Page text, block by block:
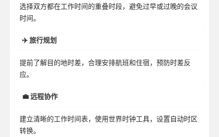
选择双方都在工作时间的重叠时段，避免过早或过晚的会议
时间。
✈️ 旅行规划
提前了解目的地时差，合理安排航班和住宿，预防时差反
应。
💼 远程协作
建立清晰的工作时间表，使用世界时钟工具，设置自动时区
转换。